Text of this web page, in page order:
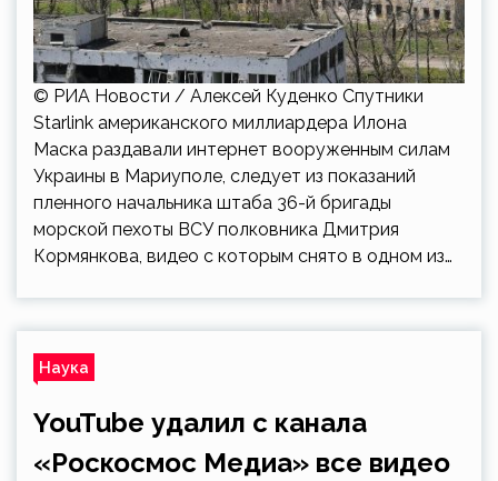
© РИА Новости / Алексей Куденко Спутники
Starlink американского миллиардера Илона
Маска раздавали интернет вооруженным силам
Украины в Мариуполе, следует из показаний
пленного начальника штаба 36-й бригады
морской пехоты ВСУ полковника Дмитрия
Кормянкова, видео с которым снято в одном из…
Наука
YouTube удалил с канала
«Роскосмос Медиа» все видео